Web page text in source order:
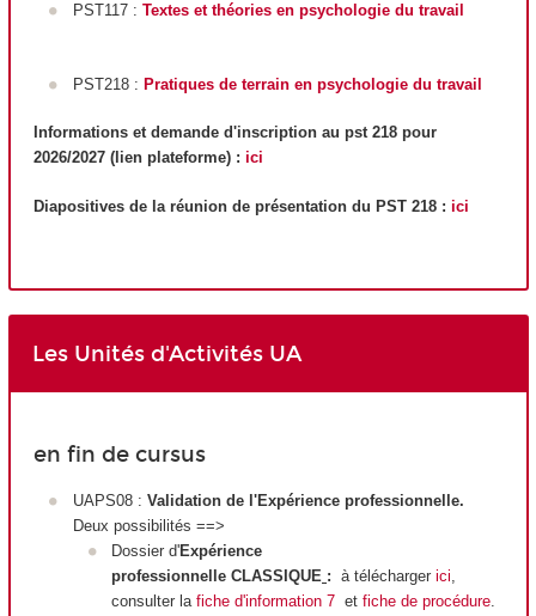
PST117 : Textes et théories en psychologie du travail
PST218 : Pratiques de terrain en psychologie du travail
Informations et demande d'inscription au pst 218 pour
2026/2027 (lien plateforme) : ici
Diapositives de la réunion de présentation du PST 218 : ici
Les Unités d'Activités UA
en fin de cursus
UAPS08 : Validation de l'Expérience professionnelle.
Deux possibilités ==>
Dossier d'Expérience
professionnelle CLASSIQUE : à télécharger ici,
consulter la fiche d'information 7 et fiche de procédure.